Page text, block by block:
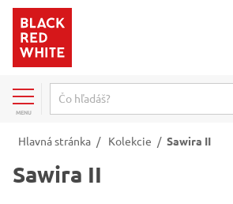
MENU
Hlavná stránka / Kolekcie / Sawira II
Sawira II